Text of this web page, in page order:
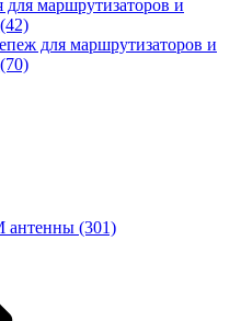
для маршрутизаторов и
(42)
для маршрутизаторов и
(70)
антенны (301)